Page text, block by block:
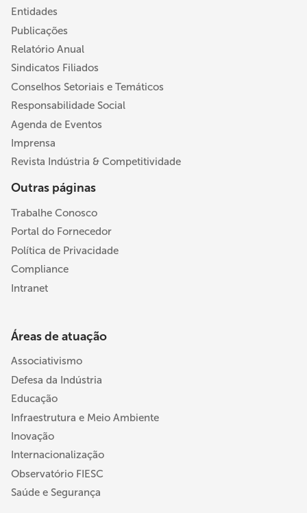
Entidades
Publicações
Relatório Anual
Sindicatos Filiados
Conselhos Setoriais e Temáticos
Responsabilidade Social
Agenda de Eventos
Imprensa
Revista Indústria & Competitividade
Outras páginas
Trabalhe Conosco
Portal do Fornecedor
Política de Privacidade
Compliance
Intranet
Áreas de atuação
Associativismo
Defesa da Indústria
Educação
Infraestrutura e Meio Ambiente
Inovação
Internacionalização
Observatório FIESC
Saúde e Segurança